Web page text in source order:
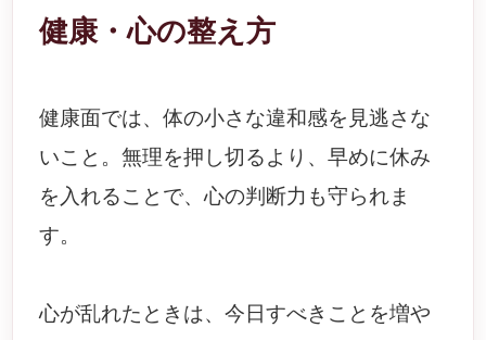
健康・心の整え方
健康面では、体の小さな違和感を見逃さな
いこと。無理を押し切るより、早めに休み
を入れることで、心の判断力も守られま
す。
心が乱れたときは、今日すべきことを増や